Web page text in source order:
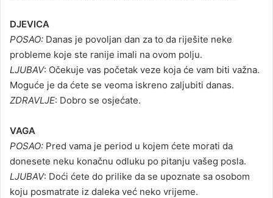
DJEVICA
POSAO: Danas je povoljan dan za to da riješite neke
probleme koje ste ranije imali na ovom polju.
LJUBAV: Očekuje vas početak veze koja će vam biti važna.
Moguće je da ćete se veoma iskreno zaljubiti danas.
ZDRAVLJE: Dobro se osjećate.
VAGA
POSAO: Pred vama je period u kojem ćete morati da
donesete neku konačnu odluku po pitanju vašeg posla.
LJUBAV: Doći ćete do prilike da se upoznate sa osobom
koju posmatrate iz daleka već neko vrijeme.